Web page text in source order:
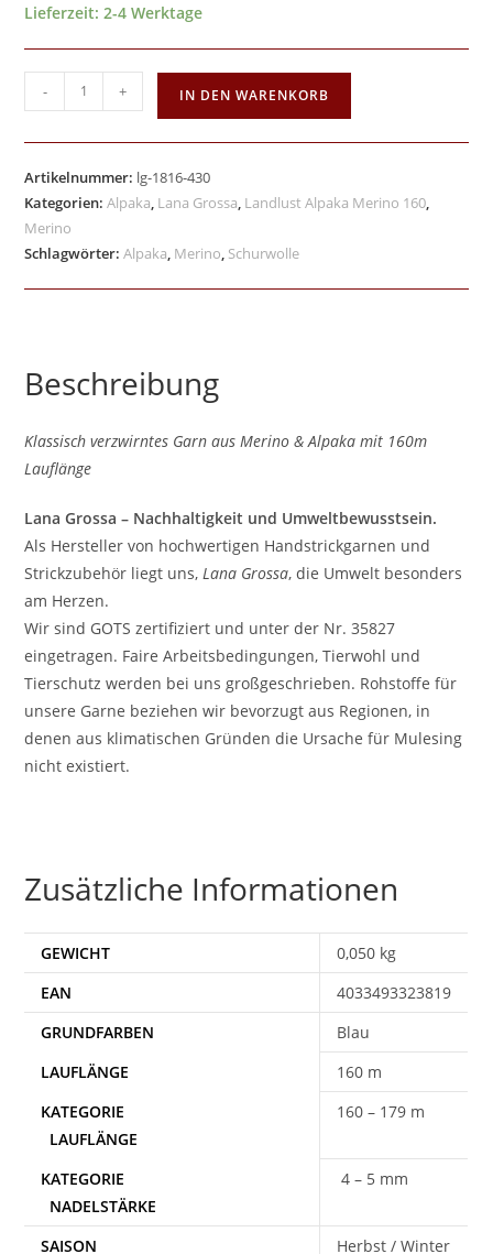
Lieferzeit:2-4 Werktage
- + IN DEN WARENKORB
Artikelnummer: lg-1816-430
Kategorien:Alpaka, Lana Grossa, Landlust Alpaka Merino 160,
Merino
Schlagwörter:Alpaka, Merino, Schurwolle
Beschreibung
Klassisch verzwirntes Garn aus Merino & Alpaka mit 160m
Lauflänge
Lana Grossa – Nachhaltigkeit und Umweltbewusstsein.
Als Hersteller von hochwertigen Handstrickgarnen und
Strickzubehör liegt uns,Lana Grossa, die Umwelt besonders
am Herzen.
Wir sind GOTS zertifiziert und unter der Nr. 35827
eingetragen. Faire Arbeitsbedingungen, Tierwohl und
Tierschutz werden bei uns großgeschrieben. Rohstoffe für
unsere Garne beziehen wir bevorzugt aus Regionen, in
denen aus klimatischen Gründen die Ursache für Mulesing
nicht existiert.
Zusätzliche Informationen
GEWICHT
0,050 kg
EAN
4033493323819
Blau
160 m
160 – 179 m
4 – 5 mm
SAISON Herbst / Winter